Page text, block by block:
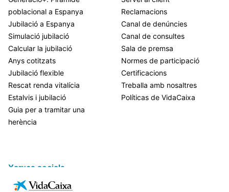
poblacional a Espanya
Jubilació a Espanya
Simulació jubilació
Calcular la jubilació
Anys cotitzats
Jubilació flexible
Rescat renda vitalícia
Estalvis i jubilació
Guia per a tramitar una
herència
Reclamacions
Canal de denúncies
Canal de consultes
Sala de premsa
Normes de participació
Certificacions
Treballa amb nosaltres
Políticas de VidaCaixa
Xarxes socials